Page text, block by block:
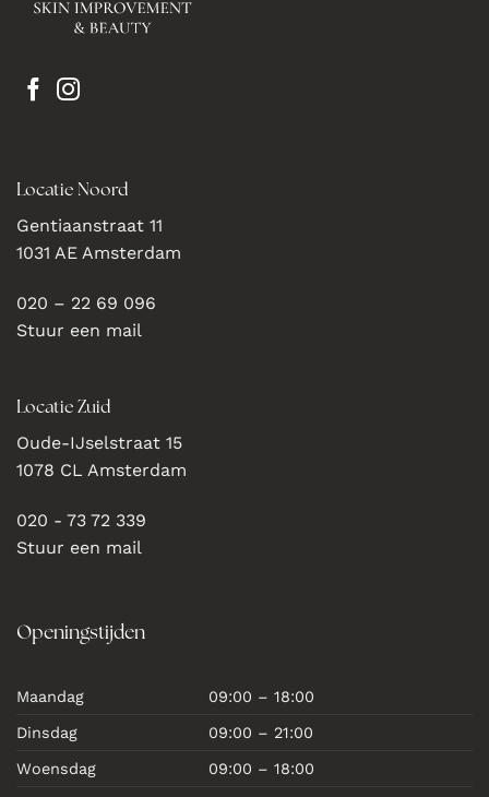
Locatie Noord
Gentiaanstraat 11
1031 AE Amsterdam
020 – 22 69 096
Stuur een mail
Locatie Zuid
Oude-IJselstraat 15
1078 CL Amsterdam
020 - 73 72 339
Stuur een mail
Openingstijden
Maandag 09:00 – 18:00
Dinsdag 09:00 – 21:00
Woensdag 09:00 – 18:00